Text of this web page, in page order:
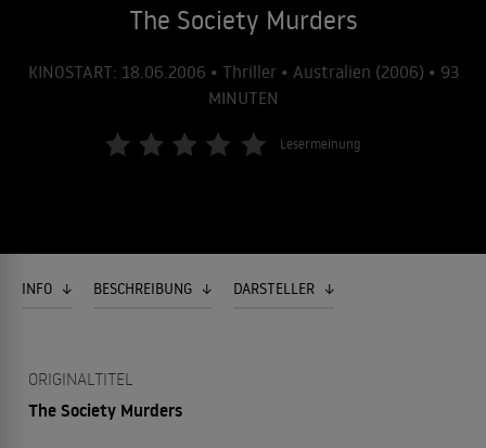
The Society Murders
KINOSTART: 18.06.2006 • Thriller • Australien (2006) • 93
MINUTEN
Lesermeinung
INFO BESCHREIBUNG DARSTELLER
ORIGINALTITEL
The Society Murders